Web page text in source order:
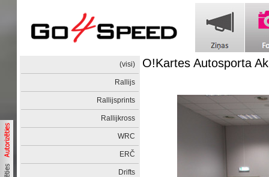
(visi)
Rallijs
Rallijsprints
Rallijkross
WRC
ERČ
Drifts
O!Kartes Autosporta